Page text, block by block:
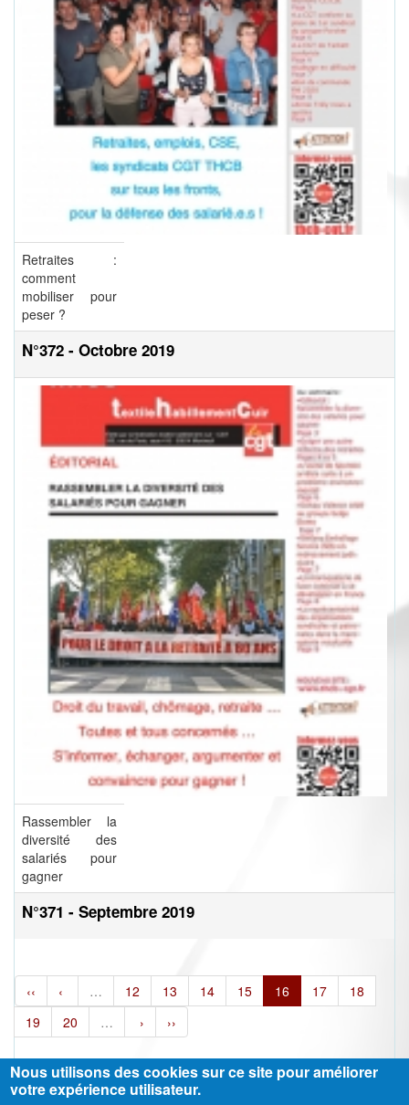
Retraites :
comment
mobiliser pour
peser ?
N°372 - Octobre 2019
Rassembler la
diversité des
salariés pour
gagner
N°371 - Septembre 2019
‹‹ ‹ … 12 13 14 15 16 17
18
19
20 … › ››
Nous utilisons des cookies sur ce site pour améliorer
votre expérience utilisateur.